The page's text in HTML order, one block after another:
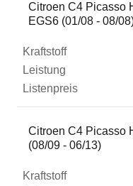
Citroen C4 Picasso
EGS6 (01/08 - 08/
Citroen C4 Picasso
(08/09 - 06/13)